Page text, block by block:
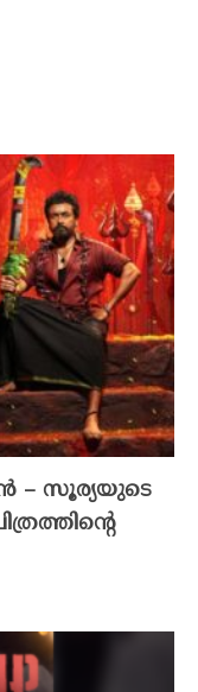
– സൂര്യയുടെ